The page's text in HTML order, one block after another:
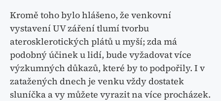
Kromě toho bylo hlášeno, že venkovní
vystavení UV záření tlumí tvorbu
aterosklerotických plátů u myší; zda má
podobný účinek u lidí, bude vyžadovat více
výzkumných důkazů, které by to podpořily. I v
zatažených dnech je venku vždy dostatek
sluníčka a vy můžete vyrazit na více procházek.